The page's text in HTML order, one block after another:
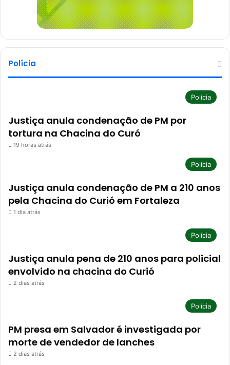
Polícia
Polícia
Justiça anula condenação de PM por
tortura na Chacina do Curó
19 horas atrás
Polícia
Justiça anula condenação de PM a 210 anos
pela Chacina do Curió em Fortaleza
1 dia atrás
Polícia
Justiça anula pena de 210 anos para policial
envolvido na chacina do Curió
2 dias atrás
Polícia
PM presa em Salvador é investigada por
morte de vendedor de lanches
2 dias atrás